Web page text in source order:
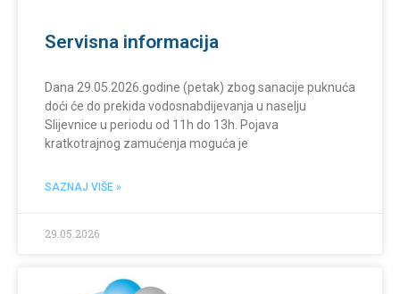
Servisna informacija
Dana 29.05.2026.godine (petak) zbog sanacije puknuća
doći će do prekida vodosnabdijevanja u naselju
Slijevnice u periodu od 11h do 13h. Pojava
kratkotrajnog zamućenja moguća je
SAZNAJ VIŠE »
29.05.2026